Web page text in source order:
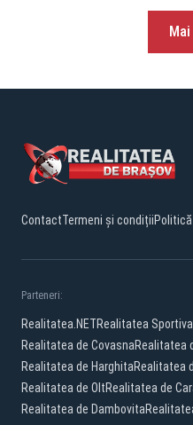
ContactTermeni și condiții
Parteneri:
Realitatea.NETRealitatea Sportiva
Realitatea de CovasnaRealitatea
Realitatea de HarghitaRealitatea
Realitatea de OltRealitatea de
Realitatea de Dambovita